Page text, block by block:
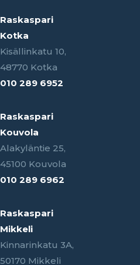
Raskaspari
Kotka
Kisällinkatu 10,
48770 Kotka
010 289 6952
Raskaspari
Kouvola
Alakyläntie 25,
45100 Kouvola
010 289 6962
Raskaspari
Mikkeli
Kinnarinkatu 3A,
50170 Mikkeli